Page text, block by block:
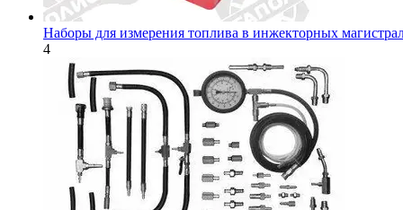
Наборы для измерения топлива в инжекторных
4